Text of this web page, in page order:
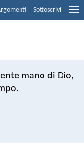
Sottoscrivi
mano di Dio,